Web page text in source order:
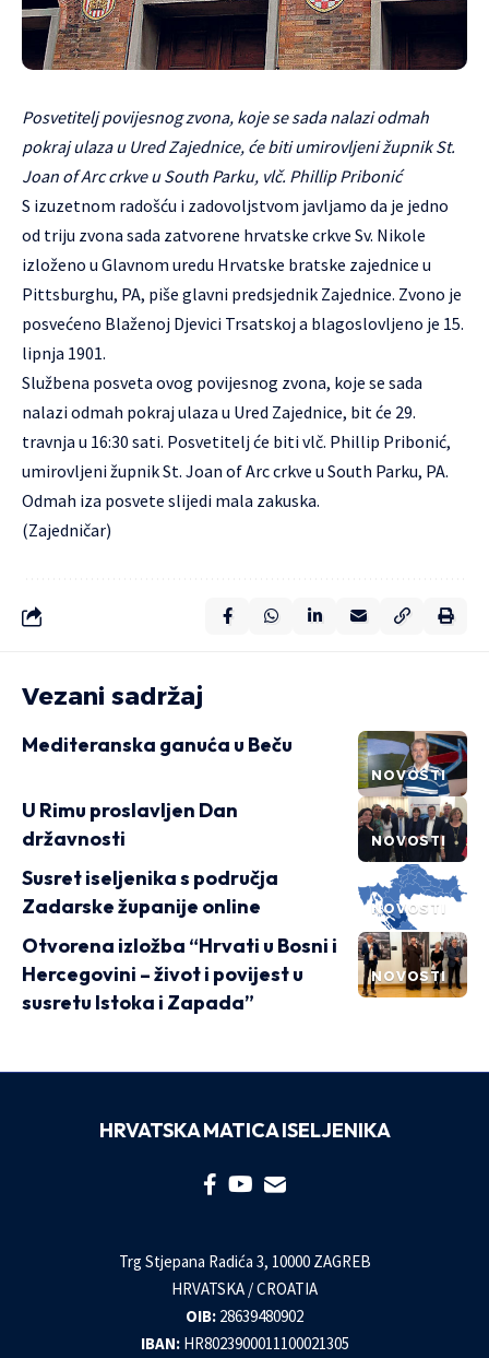
Posvetitelj povijesnog zvona, koje se sada nalazi odmah
pokraj ulaza u Ured Zajednice, će biti umirovljeni župnik St.
Joan of Arc crkve u South Parku, vlč. Phillip Pribonić
S izuzetnom radošću i zadovoljstvom javljamo da je jedno
od triju zvona sada zatvorene hrvatske crkve Sv. Nikole
izloženo u Glavnom uredu Hrvatske bratske zajednice u
Pittsburghu, PA, piše glavni predsjednik Zajednice. Zvono je
posvećeno Blaženoj Djevici Trsatskoj a blagoslovljeno je 15.
lipnja 1901.
Službena posveta ovog povijesnog zvona, koje se sada
nalazi odmah pokraj ulaza u Ured Zajednice, bit će 29.
travnja u 16:30 sati. Posvetitelj će biti vlč. Phillip Pribonić,
umirovljeni župnik St. Joan of Arc crkve u South Parku, PA.
Odmah iza posvete slijedi mala zakuska.
(Zajedničar)
Vezani sadržaj
NOVOSTI
Mediteranska ganuća u Beču
NOVOSTI
U Rimu proslavljen Dan
državnosti
NOVOSTI
Susret iseljenika s područja
Zadarske županije online
NOVOSTI
Otvorena izložba “Hrvati u Bosni i
Hercegovini – život i povijest u
susretu Istoka i Zapada”
HRVATSKA MATICA ISELJENIKA
Trg Stjepana Radića 3, 10000 ZAGREB
HRVATSKA / CROATIA
OIB: 28639480902
IBAN: HR8023900011100021305